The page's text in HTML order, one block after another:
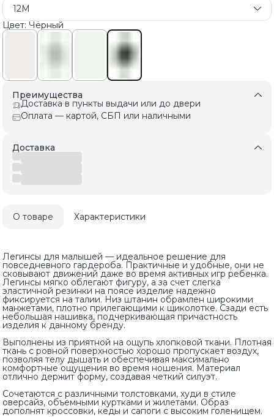
12M
Цвет: Чёрный
Преимущества
Доставка в пункты выдачи или до двери
Оплата — картой, СБП или наличными
Доставка
О товаре Характеристики
Легинсы для малышей — идеальное решение для
повседневного гардероба. Практичные и удобные, они не
сковывают движений даже во время активных игр ребенка.
Легинсы мягко облегают фигуру, а за счет слегка
эластичной резинки на поясе изделие надежно
фиксируется на талии. Низ штанин обрамлен широкими
манжетами, плотно прилегающими к щиколотке. Сзади есть
небольшая нашивка, подчеркивающая причастность
изделия к данному бренду.
Выполнены из приятной на ощупь хлопковой ткани. Плотная
ткань с ровной поверхностью хорошо пропускает воздух,
позволяя телу дышать и обеспечивая максимально
комфортные ощущения во время ношения. Материал
отлично держит форму, создавая четкий силуэт.
Сочетаются с различными толстовками, худи в стиле
оверсайз, объемными куртками и жилетами. Образ
дополнят кроссовки, кеды и сапоги с высоким голенищем.